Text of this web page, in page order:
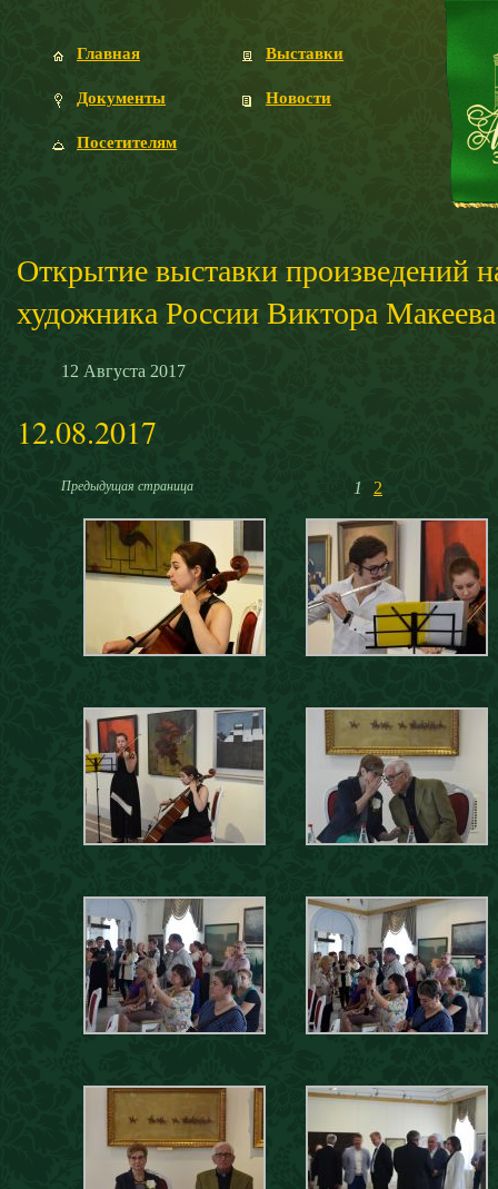
Главная
Документы
Посетителям
Выставки
Новости
Открытие выставки произведений
художника России Виктора
12 Августа 2017
12.08.2017
Предыдущая страница 1 2